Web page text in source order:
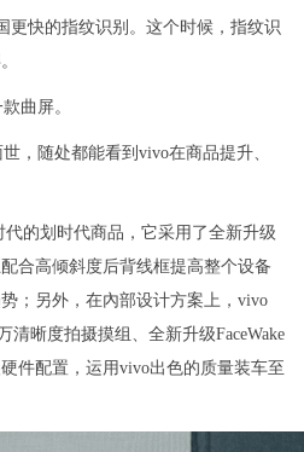
更快的指纹识别。这个时候，指纹识
曲屏。
，随处都能看到vivo在商品提升、
的划时代商品，它采用了全新升级
合高倾斜度后背线框提高整个设备
；另外，在內部设计方案上，vivo
清晰度拍摄摸组、全新升级FaceWake
件配置，运用vivo出色的质量装车至